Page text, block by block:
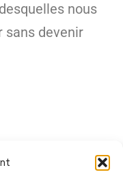
nous
sans devenir